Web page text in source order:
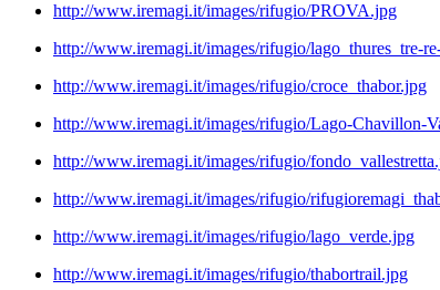
http://www.iremagi.it/images/rifugio/PROVA.jpg
http://www.iremagi.it/images/rifugio/lago_thures_tre-
http://www.iremagi.it/images/rifugio/croce_thabor.jpg
http://www.iremagi.it/images/rifugio/Lago-Chavillon-
http://www.iremagi.it/images/rifugio/
http://www.iremagi.it/images/rifugio/
http://www.iremagi.it/images/rifugio/lago_verde.jpg
http://www.iremagi.it/images/rifugio/thabortrail.jpg